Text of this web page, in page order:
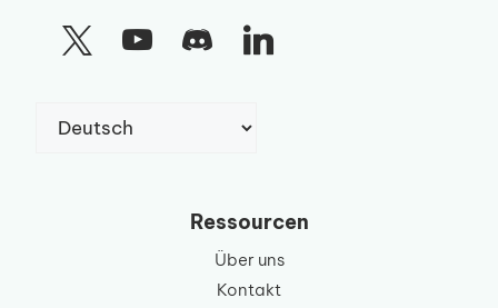
Sprache
auswählen
Ressourcen
Über uns
Kontakt